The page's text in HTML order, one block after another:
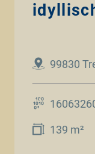
99830
139 m²